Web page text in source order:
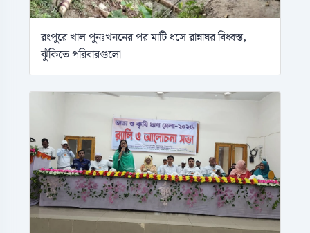
রংপুরে খাল পুনঃখননের পর মাটি ধসে রান্নাঘর বিধ্বস্ত,
ঝুঁকিতে পরিবারগুলো